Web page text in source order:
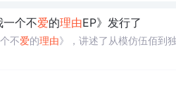
一个不爱的理由EP》发行了
不爱的理由》，讲述了从模仿伍佰到